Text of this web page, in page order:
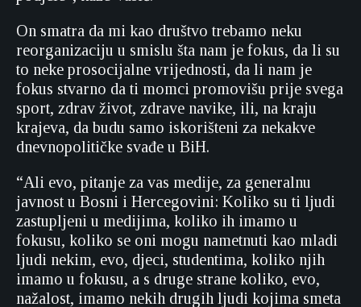
On smatra da mi kao društvo trebamo neku
reorganizaciju u smislu šta nam je fokus, da li su
to neke prosocijalne vrijednosti, da li nam je
fokus stvarno da ti momci promovišu prije svega
sport, zdrav život, zdrave navike, ili, na kraju
krajeva, da budu samo iskorišteni za nekakve
dnevnopolitičke svađe u BiH.
“Ali evo, pitanje za vas medije, za generalnu
javnost u Bosni i Hercegovini: Koliko su ti ljudi
zastupljeni u medijima, koliko ih imamo u
fokusu, koliko se oni mogu nametnuti kao mladi
ljudi nekim, evo, djeci, studentima, koliko njih
imamo u fokusu, a s druge strane koliko, evo,
nažalost, imamo nekih drugih ljudi kojima smeta